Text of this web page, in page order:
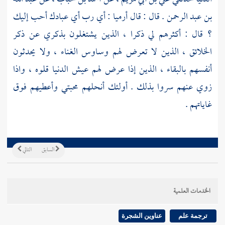
بن عبد الرحمن. قال : قالأرميا : أي رب أي عبادك أحب إليك
؟ قال : أكثرهم لي ذكرا ، الذين يشتغلون بذكري عن ذكر
الخلائق ، الذين لا تعرض لهم وساوس الغناء ، ولا يحدثون
أنفسهم بالبقاء ، الذين إذا عرض لهم عيش الدنيا قلوه ، واذا
زوي عنهم سروا بذلك . أولئك أنحلهم محبتي وأعطيهم فوق
غاياتهم .
التالي السابق
الخدمات العلمية
ترجمة علم عناوين الشجرة